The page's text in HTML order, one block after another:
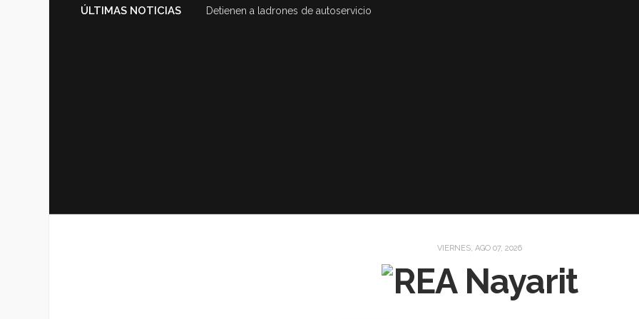
ÚLTIMAS NOTICIAS Detienen a ladrones de autoservicio
VIERNES, AGO 07, 2026